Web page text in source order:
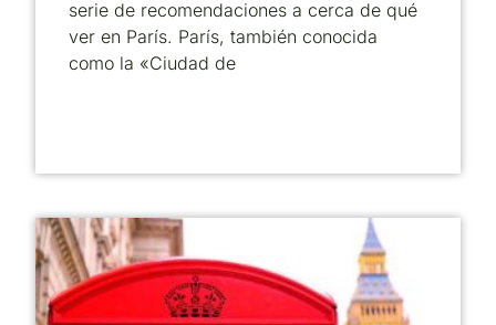
serie de recomendaciones a cerca de qué
ver en París. París, también conocida
como la «Ciudad de